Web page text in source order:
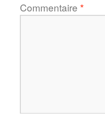
Commentaire *